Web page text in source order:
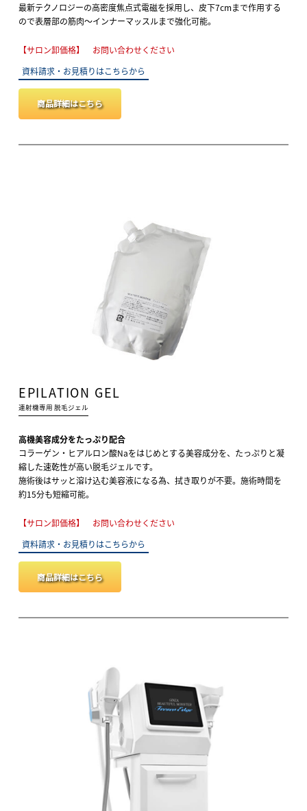
最新テクノロジーの高密度焦点式電磁を採用し、皮下7cmまで作用する
ので表層部の筋肉～インナーマッスルまで強化可能。
【サロン卸価格】 お問い合わせください
資料請求・お見積りはこちらから
商品詳細はこちら
EPILATION GEL
連射機専用 脱毛ジェル
高機美容成分をたっぷり配合
コラーゲン・ヒアルロン酸Naをはじめとする美容成分を、たっぷりと凝
縮した速乾性が高い脱毛ジェルです。
施術後はサッと溶け込む美容液になる為、拭き取りが不要。施術時間を
約15分も短縮可能。
【サロン卸価格】 お問い合わせください
資料請求・お見積りはこちらから
商品詳細はこちら